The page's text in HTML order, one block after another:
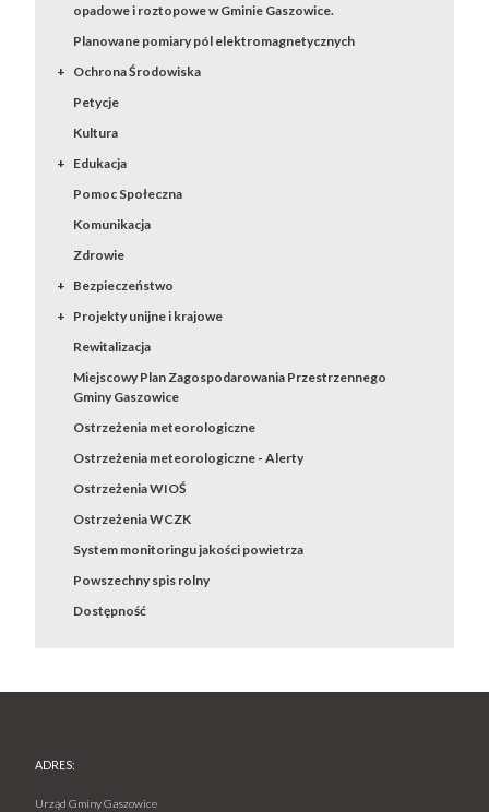
opadowe i roztopowe w Gminie Gaszowice.
Planowane pomiary pól elektromagnetycznych
Ochrona Środowiska
Petycje
Kultura
Edukacja
Pomoc Społeczna
Komunikacja
Zdrowie
Bezpieczeństwo
Projekty unijne i krajowe
Rewitalizacja
Miejscowy Plan Zagospodarowania Przestrzennego
Gminy Gaszowice
Ostrzeżenia meteorologiczne
Ostrzeżenia meteorologiczne - Alerty
Ostrzeżenia WIOŚ
Ostrzeżenia WCZK
System monitoringu jakości powietrza
Powszechny spis rolny
Dostępność
ADRES:
Urząd Gminy Gaszowice